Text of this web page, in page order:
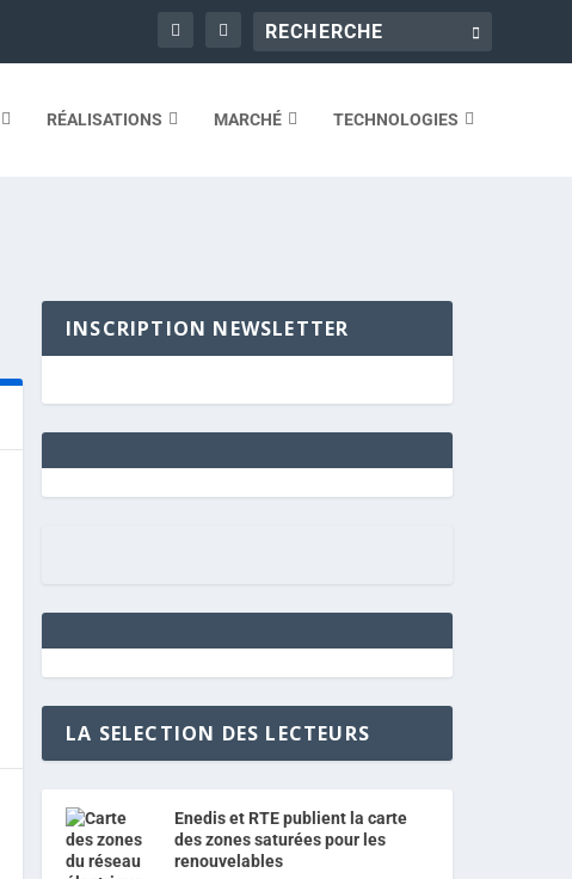
RÉALISATIONS MARCHÉ TECHNOLOGIES
INSCRIPTION NEWSLETTER
LA SELECTION DES LECTEURS
Enedis et RTE publient la carte
des zones saturées pour les
renouvelables